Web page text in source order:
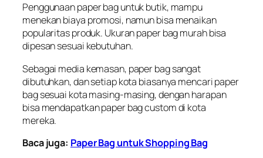
Penggunaan paper bag untuk butik, mampu
menekan biaya promosi, namun bisa menaikan
popularitas produk. Ukuran paper bag murah bisa
dipesan sesuai kebutuhan.
Sebagai media kemasan, paper bag sangat
dibutuhkan, dan setiap kota biasanya mencari paper
bag sesuai kota masing-masing, dengan harapan
bisa mendapatkan paper bag custom di kota
mereka.
Baca juga: Paper Bag untuk Shopping Bag